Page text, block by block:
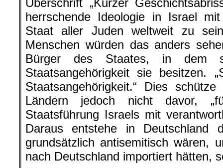
Überschrift „Kurzer
herrschende Ideologie in Israel
Staat aller Juden weltweit zu
Menschen würden das anders
Bürger des Staates, in dem
Staatsangehörigkeit sie besitzen.
Staatsangehörigkeit.“ Dies
Ländern jedoch nicht davor,
Staatsführung Israels mit
Daraus entstehe in Deutschland
grundsätzlich antisemitisch wären,
nach Deutschland importiert hätten,